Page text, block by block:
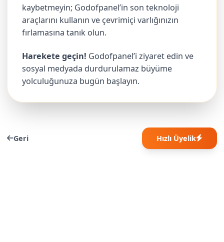
kaybetmeyin; Godofpanel’in son teknoloji
araçlarını kullanın ve çevrimiçi varlığınızın
fırlamasına tanık olun.
Harekete geçin! Godofpanel’i ziyaret edin ve
sosyal medyada durdurulamaz büyüme
yolculuğunuza bugün başlayın.
Geri Hızlı Üyelik